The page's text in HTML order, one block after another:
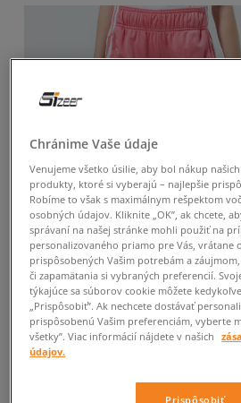
Chránime Vaše údaje
Venujeme všetko úsilie, aby bol nákup
produkty, ktoré si vyberajú – najlepšie
Robíme to však s maximálnym rešpektom
osobných údajov. Kliknite „OK”, ak chcete,
správaní na našej stránke mohli použiť na
personalizovaného priamo pre Vás,
prispôsobených Vašim potrebám a
či zapamätania si vybraných preferencií.
týkajúce sa súborov cookie môžete
„Prispôsobiť”. Ak nechcete dostávať
prispôsobenú Vašim preferenciám, vyberte
všetky”. Viac informácií nájdete v našich
údajov.
Prispôsobiť